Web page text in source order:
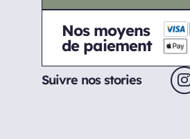
Nos moyens
de paiement
Suivre nos stories